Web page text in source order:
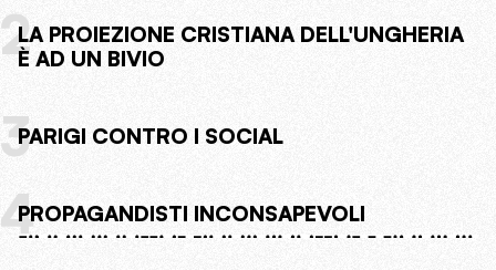
2LA PROIEZIONE CRISTIANA DELL'UNGHERIA
È AD UN BIVIO
3PARIGI CONTRO I SOCIAL
4PROPAGANDISTI INCONSAPEVOLI